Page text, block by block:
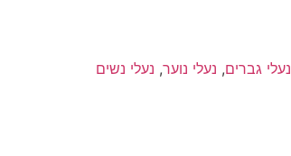
נעלי גברים, נעלי נוער, נעלי נשים